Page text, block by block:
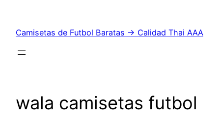
contenido
Camisetas de Futbol Baratas → Calidad Thai AAA
wala camisetas futbol